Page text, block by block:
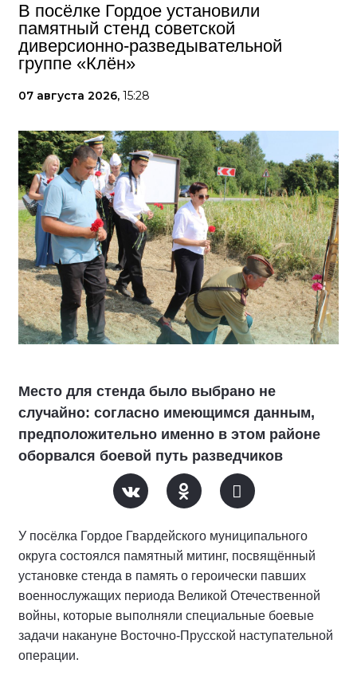
В посёлке Гордое установили
памятный стенд советской
диверсионно-разведывательной
группе «Клён»
07 августа 2026, 15:28
Место для стенда было выбрано не
случайно: согласно имеющимся данным,
предположительно именно в этом районе
оборвался боевой путь разведчиков
У посёлка Гордое Гвардейского муниципального
округа состоялся памятный митинг, посвящённый
установке стенда в память о героически павших
военнослужащих периода Великой Отечественной
войны, которые выполняли специальные боевые
задачи накануне Восточно-Прусской наступательной
операции.